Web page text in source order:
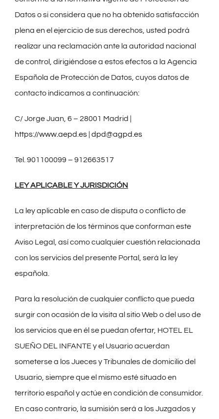
Datos o si considera que no ha obtenido satisfacción
plena en el ejercicio de sus derechos, usted podrá
realizar una reclamación ante la autoridad nacional
de control, dirigiéndose a estos efectos a la Agencia
Española de Protección de Datos, cuyos datos de
contacto indicamos a continuación:
C/ Jorge Juan, 6 – 28001 Madrid |
https://www.aepd.es dpd@agpd.es
Tel. 901100099 – 912663517
LEY APLICABLE Y JURISDICIÓN
La ley aplicable en caso de disputa o conflicto de
interpretación de los términos que conforman este
Aviso Legal, así como cualquier cuestión relacionada
con los servicios del presente Portal, será la ley
española.
Para la resolución de cualquier conflicto que pueda
surgir con ocasión de la visita al sitio Web o del uso de
los servicios que en él se puedan ofertar, HOTEL EL
SUEÑO DEL INFANTE y el Usuario acuerdan
someterse a los Jueces y Tribunales de domicilio del
Usuario, siempre que el mismo esté situado en
territorio español y actúe en condición de consumidor.
En caso contrario, la sumisión será a los Juzgados y